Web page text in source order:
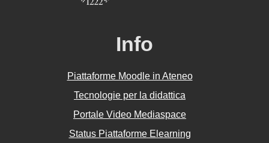
Info
Piattaforme Moodle in Ateneo
Tecnologie per la didattica
Portale Video Mediaspace
Status Piattaforme Elearning